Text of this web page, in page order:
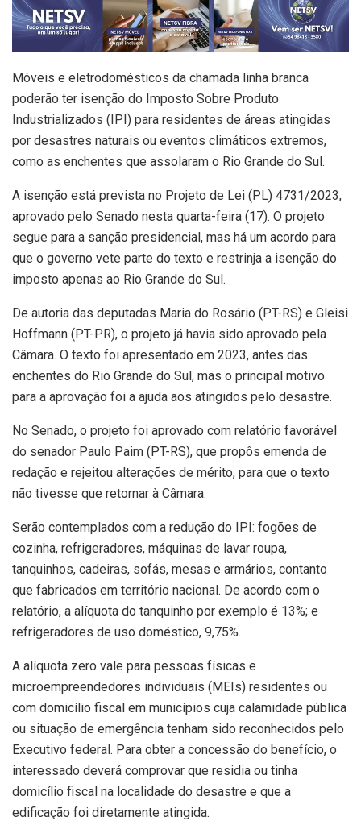
Móveis e eletrodomésticos da chamada linha branca
poderão ter isenção do Imposto Sobre Produto
Industrializados (IPI) para residentes de áreas atingidas
por desastres naturais ou eventos climáticos extremos,
como as enchentes que assolaram o Rio Grande do Sul.
A isenção está prevista no Projeto de Lei (PL) 4731/2023,
aprovado pelo Senado nesta quarta-feira (17). O projeto
segue para a sanção presidencial, mas há um acordo para
que o governo vete parte do texto e restrinja a isenção do
imposto apenas ao Rio Grande do Sul.
De autoria das deputadas Maria do Rosário (PT-RS) e Gleisi
Hoffmann (PT-PR), o projeto já havia sido aprovado pela
Câmara. O texto foi apresentado em 2023, antes das
enchentes do Rio Grande do Sul, mas o principal motivo
para a aprovação foi a ajuda aos atingidos pelo desastre.
No Senado, o projeto foi aprovado com relatório favorável
do senador Paulo Paim (PT-RS), que propôs emenda de
redação e rejeitou alterações de mérito, para que o texto
não tivesse que retornar à Câmara.
Serão contemplados com a redução do IPI: fogões de
cozinha, refrigeradores, máquinas de lavar roupa,
tanquinhos, cadeiras, sofás, mesas e armários, contanto
que fabricados em território nacional. De acordo com o
relatório, a alíquota do tanquinho por exemplo é 13%; e
refrigeradores de uso doméstico, 9,75%.
A alíquota zero vale para pessoas físicas e
microempreendedores individuais (MEIs) residentes ou
com domicílio fiscal em municípios cuja calamidade pública
ou situação de emergência tenham sido reconhecidos pelo
Executivo federal. Para obter a concessão do benefício, o
interessado deverá comprovar que residia ou tinha
domicílio fiscal na localidade do desastre e que a
edificação foi diretamente atingida.